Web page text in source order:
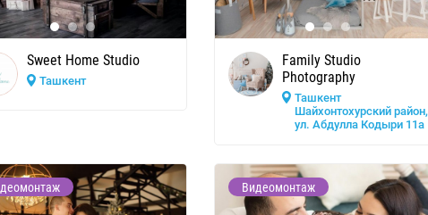
Sweet Home Studio
Ташкент
Family Studio
Photography
Ташкент
Шайхонтохурский район,
ул. Абдулла Кодыри 11a
Видеомонтаж